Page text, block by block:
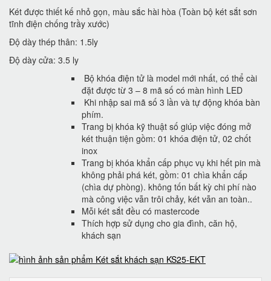
Két được thiết kế nhỏ gọn, màu sắc hài hòa (Toàn bộ két sắt sơn
tĩnh điện chống trầy xước)
Độ dày thép thân: 1.5ly
Độ dày cửa: 3.5 ly
Bộ khóa điện tử là model mới nhất, có thể cài
đặt được từ 3 – 8 mã số có màn hình LED
Khi nhập sai mã số 3 lần và tự động khóa bàn
phím.
Trang bị khóa kỹ thuật số giúp việc đóng mở
két thuận tiện gồm: 01 khóa điện tử, 02 chốt
inox
Trang bị khóa khẩn cấp phục vụ khi hết pin mà
không phải phá két, gồm: 01 chìa khẩn cấp
(chìa dự phòng). không tốn bất kỳ chi phí nào
mà công việc vẫn trôi chảy, két vẫn an toàn..
Mỗi két sắt đều có mastercode
Thích hợp sử dụng cho gia đình, căn hộ,
khách sạn